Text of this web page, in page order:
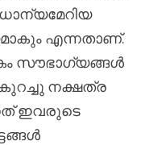
എന്നതാണ്.
സൗഭാഗ്യങ്ങൾ
കുറച്ചു നക്ഷത്ര
ഇവരുടെ